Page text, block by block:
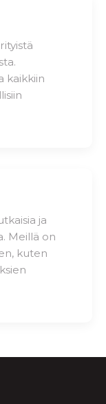
kaikkiin
ja
Meillä on
kuten